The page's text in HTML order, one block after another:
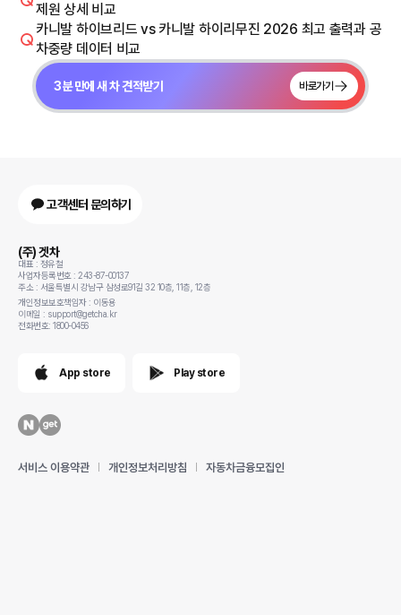
제원 상세 비교
카니발 하이브리드 vs 카니발 하이리무진 2026 최고 출력과 공
차중량 데이터 비교
3분 만에 새 차 견적받기 바로가기
고객센터 문의하기
(주) 겟차
대표 : 정유철
사업자등록번호 : 243-87-00137
주소 : 서울특별시 강남구 삼성로91길 32 10층, 11층, 12층
개인정보보호책임자 : 이동용
이메일 : support@getcha.kr
전화번호: 1800-0456
App store Play store
서비스 이용약관 개인정보처리방침 자동차금융모집인